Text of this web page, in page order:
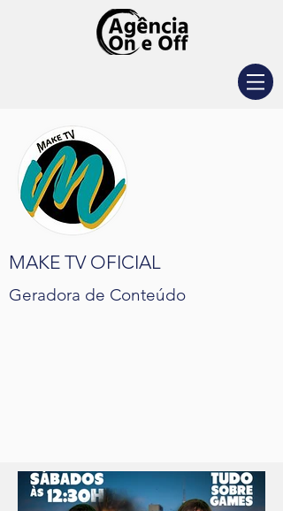
MAKE TV OFICIAL
Geradora de Conteúdo